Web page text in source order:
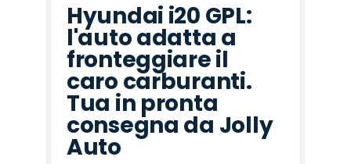
Hyundai i20 GPL:
l'auto adatta a
fronteggiare il
caro carburanti.
Tua in pronta
consegna da Jolly
Auto